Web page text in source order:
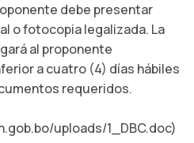
debe presentar
o fotocopia legalizada. La
al proponente
a cuatro (4) días hábiles
requeridos.
uploads/1_DBC.doc)